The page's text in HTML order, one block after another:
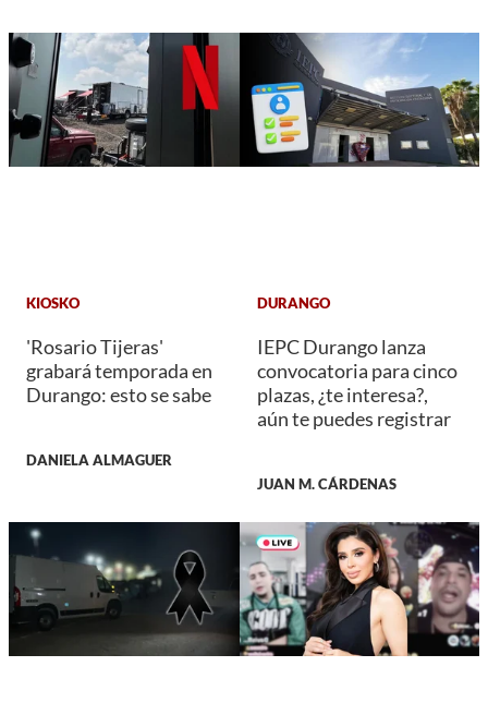
KIOSKO
'Rosario Tijeras'
grabará temporada en
Durango: esto se sabe
DANIELA ALMAGUER
DURANGO
IEPC Durango lanza
convocatoria para cinco
plazas, ¿te interesa?,
aún te puedes registrar
JUAN M. CÁRDENAS